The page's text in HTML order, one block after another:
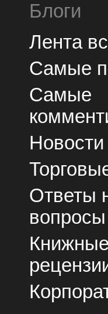
Блоги
Лента
Самые
Самые
Новости
Ответы
вопросы
Книжные